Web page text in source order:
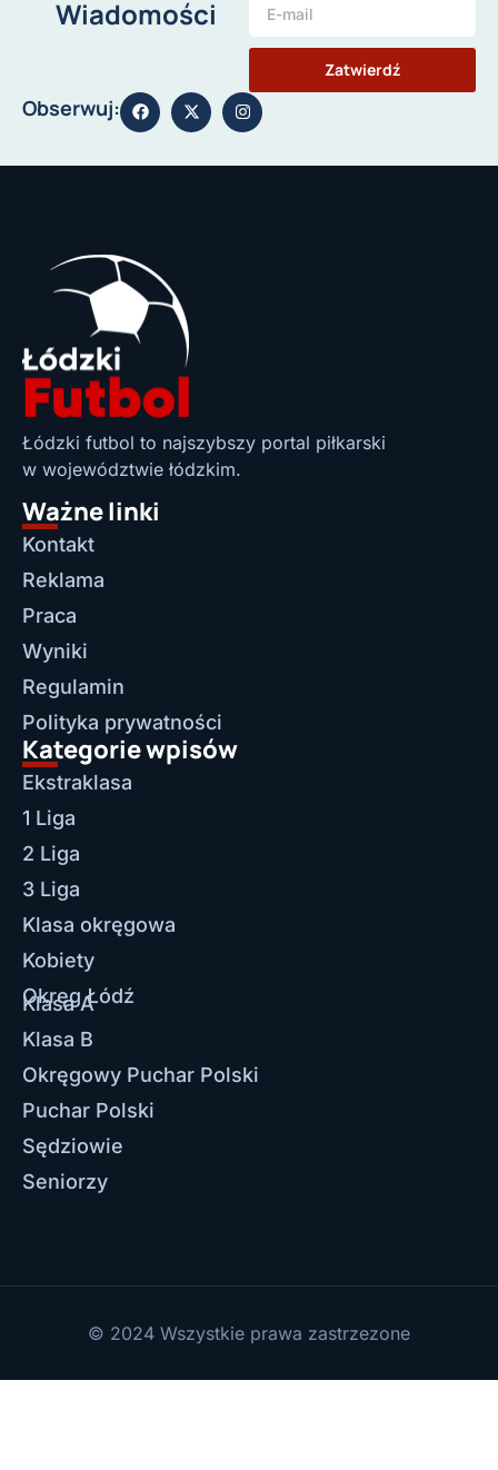
Wiadomości
Zatwierdź
Obserwuj:
Łódzki futbol to najszybszy portal piłkarski
w województwie łódzkim.
Ważne linki
Kontakt
Reklama
Praca
Wyniki
Regulamin
Polityka prywatności
Kategorie wpisów
Ekstraklasa
1 Liga
2 Liga
3 Liga
Klasa okręgowa
Kobiety
Okręg Łódź
Klasa A
Klasa B
Okręgowy Puchar Polski
Puchar Polski
Sędziowie
Seniorzy
© 2024 Wszystkie prawa zastrzezone